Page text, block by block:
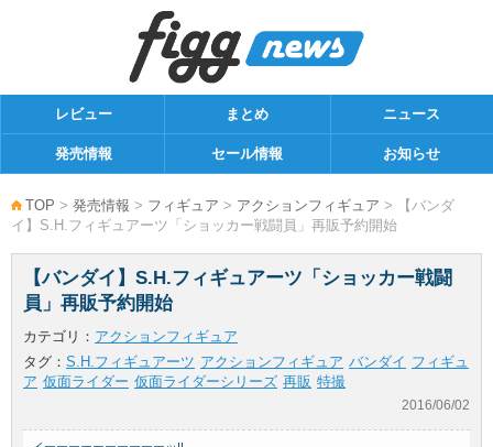
レビュー まとめ ニュース
発売情報 セール情報 お知らせ
TOP > 発売情報 > フィギュア > アクションフィギュア > 【バンダ
イ】S.H.フィギュアーツ「ショッカー戦闘員」再販予約開始
【バンダイ】S.H.フィギュアーツ「ショッカー戦闘
員」再販予約開始
カテゴリ： アクションフィギュア
タグ： S.H.フィギュアーツ アクションフィギュア バンダイ フィギュ
ア 仮面ライダー 仮面ライダーシリーズ 再販 特撮
2016/06/02